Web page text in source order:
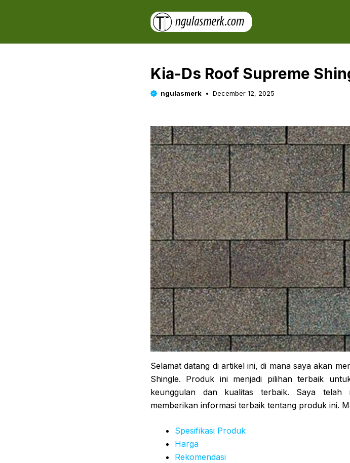
Kia-Ds Roof Supreme
ngulasmerk December 12, 2025
Selamat datang di artikel ini, di mana saya akan
Shingle. Produk ini menjadi pilihan terbaik
keunggulan dan kualitas terbaik. Saya telah
memberikan informasi terbaik tentang produk ini.
Spesifikasi Produk
Harga
Rekomendasi